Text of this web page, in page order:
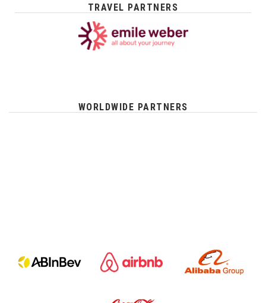
TRAVEL PARTNERS
WORLDWIDE PARTNERS